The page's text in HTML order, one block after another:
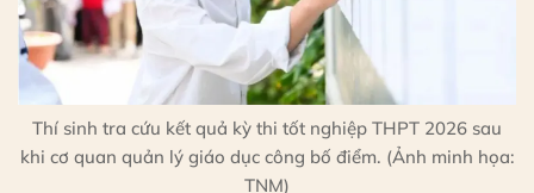
Thí sinh tra cứu kết quả kỳ thi tốt nghiệp THPT 2026 sau
khi cơ quan quản lý giáo dục công bố điểm. (Ảnh minh họa:
TNM)